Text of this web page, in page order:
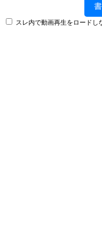
スレ内で動画再生をロードし